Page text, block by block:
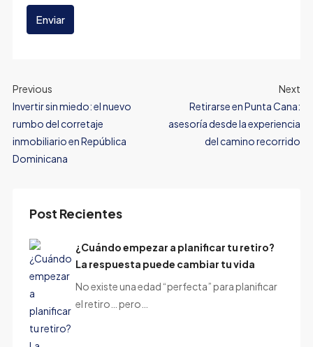
Enviar
Previous
Invertir sin miedo: el nuevo
rumbo del corretaje
inmobiliario en República
Dominicana
Next
Retirarse en Punta Cana:
asesoría desde la experiencia
del camino recorrido
Post Recientes
¿Cuándo empezar a planificar tu retiro?
La respuesta puede cambiar tu vida
No existe una edad “perfecta” para planificar
el retiro… pero…